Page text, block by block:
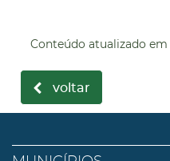
Conteúdo atualizado em
voltar